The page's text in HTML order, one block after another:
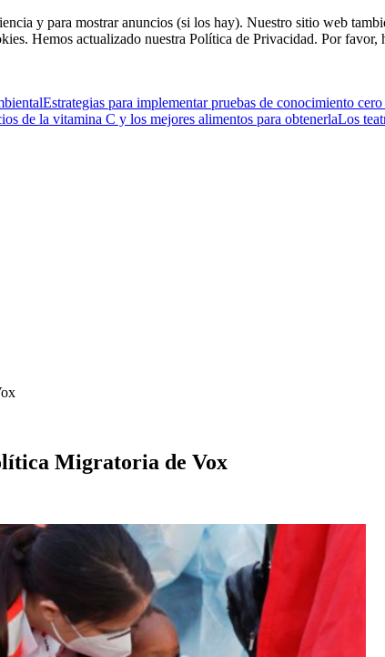
y para mostrar anuncios (si los hay). Nuestro sitio web
Hemos actualizado nuestra Política de Privacidad. Por
Estrategias para implementar pruebas de conocimiento
de la vitamina C y los mejores alimentos para obtenerlaLos
Migratoria de Vox